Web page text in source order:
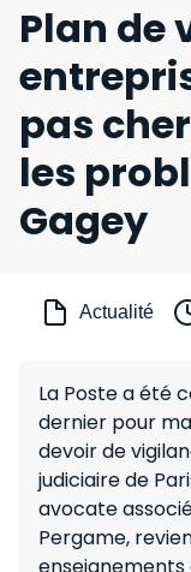
Plan de
pas
les
Gagey
Actualité
La Poste a été
dernier pour
devoir de
judiciaire de
avocate
Pergame,